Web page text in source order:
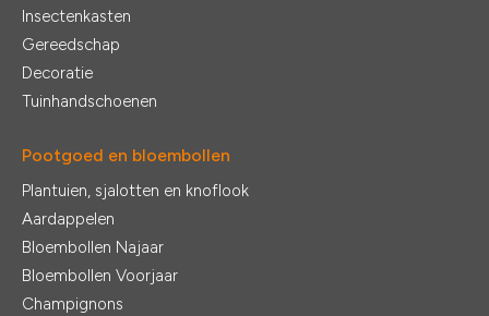
Insectenkasten
Gereedschap
Decoratie
Tuinhandschoenen
Pootgoed en bloembollen
Plantuien, sjalotten en knoflook
Aardappelen
Bloembollen Najaar
Bloembollen Voorjaar
Champignons